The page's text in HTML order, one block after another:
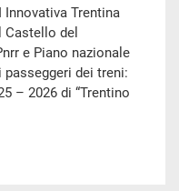
Innovativa Trentina
Castello del
e Piano nazionale
dei treni:
– 2026 di “Trentino